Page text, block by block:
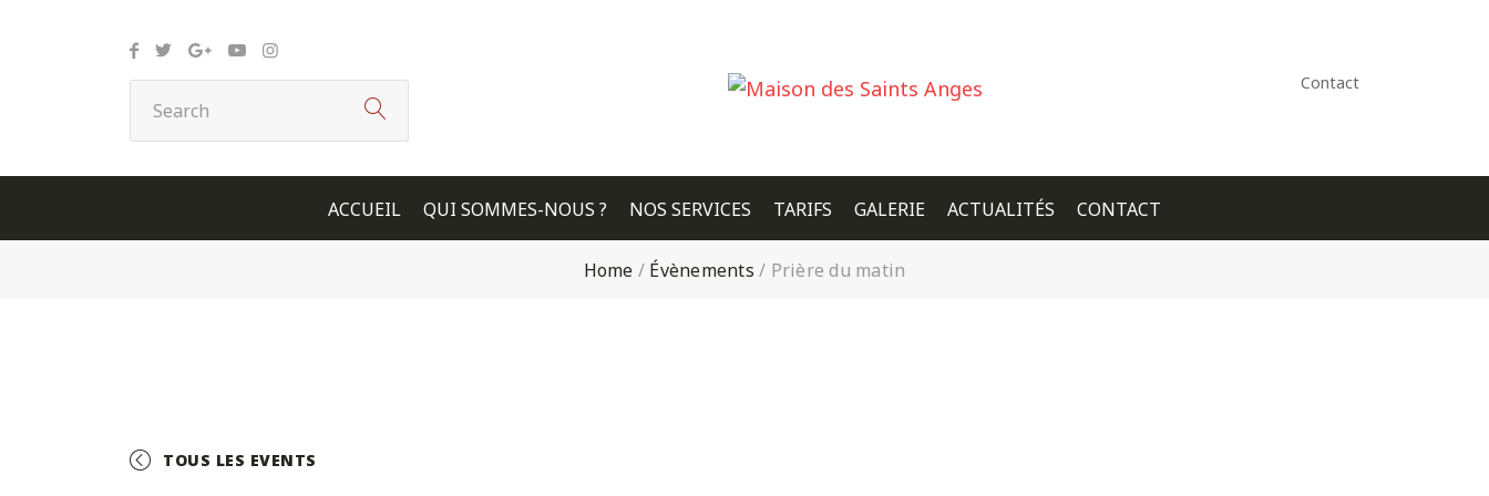
Contact
ACCUEIL QUI SOMMES-NOUS ? NOS SERVICES TARIFS GALERIE ACTUALITÉS CONTACT
Home / Évènements / Prière du matin
TOUS LES EVENTS